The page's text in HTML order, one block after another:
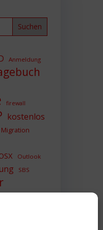
Anmeldung
firewall
kostenlos
Migration
Outlook
SBS
SIEM